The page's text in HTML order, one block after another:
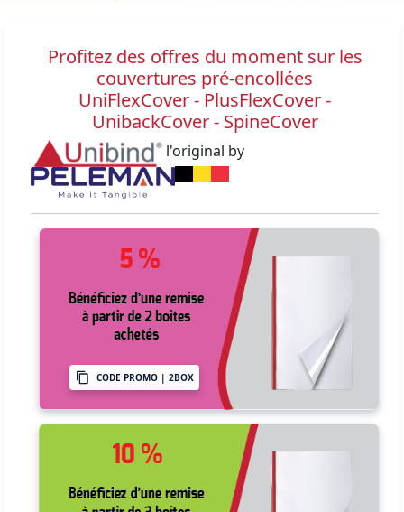
Profitez des offres du moment sur les
couvertures pré-encollées
UniFlexCover - PlusFlexCover -
UnibackCover - SpineCover
l'original by
CODE PROMO | 2BOX